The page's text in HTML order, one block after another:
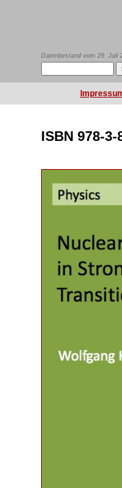
Datenbestand vom 29. Juli
ISBN 978-3-